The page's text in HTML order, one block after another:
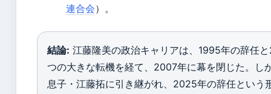
連合会）。
結論: 江藤隆美の政治キャリアは、1995年の辞任
つの大きな転機を経て、2007年に幕を閉じた。し
息子・江藤拓に引き継がれ、2025年の辞任という